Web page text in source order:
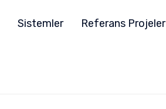
Sistemler Referans Projeler